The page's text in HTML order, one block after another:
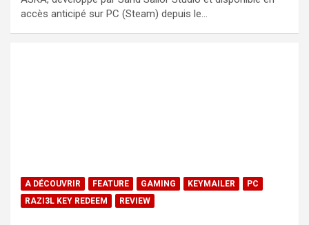
accès anticipé sur PC (Steam) depuis le…
A DÉCOUVRIR FEATURE GAMING KEYMAILER
PC
RAZI3L KEY REDEEM
REVIEW